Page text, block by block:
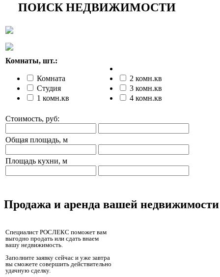
ПОИСК НЕДВИЖИМОСТИ
Комнаты, шт.:
Комната
Студия
1 комн.кв
2 комн.кв
3 комн.кв
4 комн.кв
Стоимость, руб:
Общая площадь, м
Площадь кухни, м
Продажа и аренда вашей недвижимости
Специалист РОСЛЕКС поможет вам
выгодно продать или сдать внаем
вашу недвижимость.
Заполните заявку сейчас и уже завтра
вы сможете совершить действительно
удачную сделку.